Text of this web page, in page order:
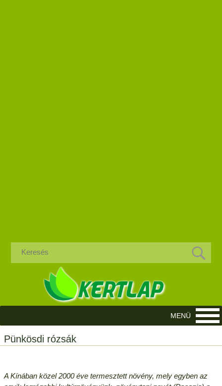
Pünkösdi rózsák
A Kínában közel 2000 éve termesztett növény, mely egyben az